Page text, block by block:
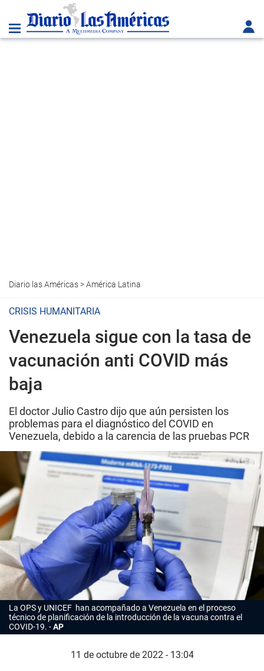
Diario las Américas>América Latina
CRISIS HUMANITARIA
Venezuela sigue con la tasa de
vacunación anti COVID más
baja
El doctor Julio Castro dijo que aún persisten los
problemas para el diagnóstico del COVID en
Venezuela, debido a la carencia de las pruebas PCR
La OPS y UNICEF han acompañado a Venezuela en el proceso
técnico de planificación de la introducción de la vacuna contra el
COVID-19.
AP
11 de octubre de 2022 - 13:04